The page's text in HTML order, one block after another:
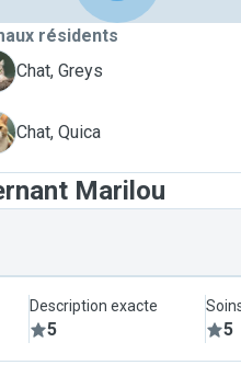
résidents
Chat, Greys
Chat, Quica
Marilou
Description exacte
5 5